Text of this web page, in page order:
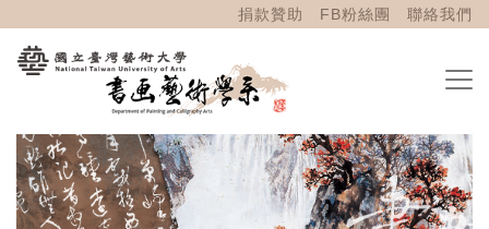
捐款贊助 FB粉絲團 聯絡我們